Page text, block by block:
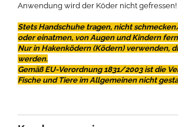
Anwendung wird der Köder nicht gefressen!
Stets Handschuhe tragen, nicht
oder einatmen, von Augen und Kindern
Nur in Hakenködern (Ködern) verwenden,
werden.
Gemäß EU-Verordnung 1831/2003 ist die
Fische und Tiere im Allgemeinen nicht